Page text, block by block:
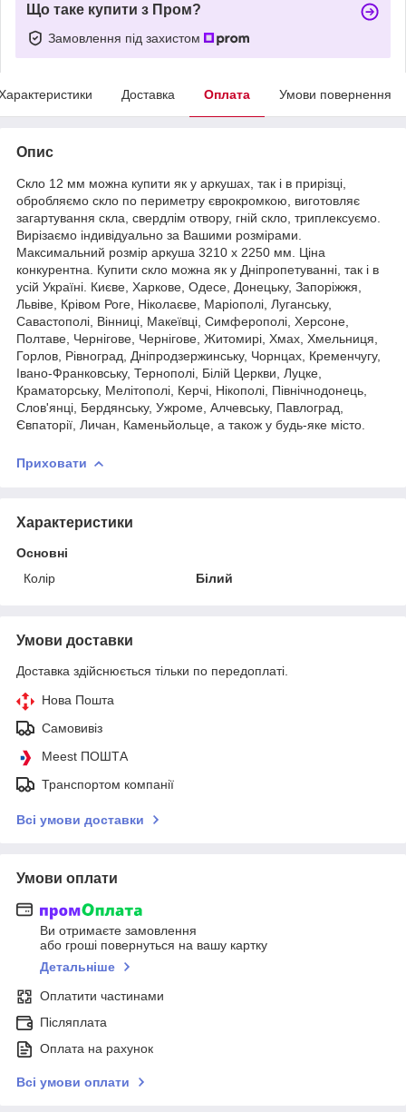
Що таке купити з Пром?
Замовлення під захистом
Доставка Оплата Умови повернення
Опис
Скло 12 мм можна купити як у аркушах, так і в прирізці,
обробляємо скло по периметру єврокромкою, виготовляє
загартування скла, свердлім отвору, гній скло, триплексуємо.
Вирізаємо індивідуально за Вашими розмірами.
Максимальний розмір аркуша 3210 х 2250 мм. Ціна
конкурентна. Купити скло можна як у Дніпропетуванні, так і в
усій Україні. Києве, Харкове, Одесе, Донецьку, Запоріжжя,
Львіве, Крівом Роге, Ніколаєве, Маріополі, Луганську,
Савастополі, Вінниці, Макеївці, Симферополі, Херсоне,
Полтаве, Чернігове, Чернігове, Житомирі, Хмах, Хмельниця,
Горлов, Рівноград, Дніпродзержинську, Чорнцах, Кременчугу,
Івано-Франковську, Тернополі, Білій Церкви, Луцке,
Краматорську, Мелітополі, Керчі, Нікополі, Північнодонець,
Слов'янці, Бердянську, Ужроме, Алчевську, Павлоград,
Євпаторії, Личан, Каменьйольце, а також у будь-яке місто.
Приховати
Характеристики
Основні
Колір
Білий
Умови доставки
Доставка здійснюється тільки по передоплаті.
Нова Пошта
Самовивіз
Meest ПОШТА
Транспортом компанії
Всі умови доставки
Умови оплати
Ви отримаєте замовлення
або гроші повернуться на вашу картку
Детальніше
Оплатити частинами
Післяплата
Оплата на рахунок
Всі умови оплати